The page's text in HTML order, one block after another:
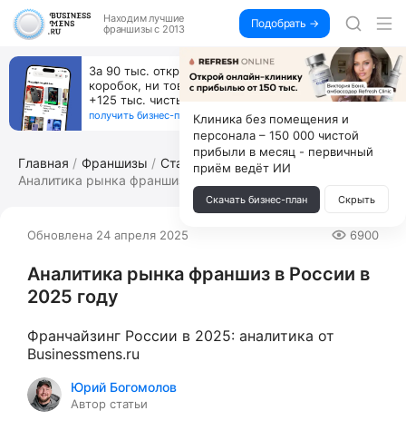
Находим лучшие
франшизы с 2013
Подобрать →
Пока все учатся пользоваться ИИ, вы можете
зарабатывать на их обучении по 500 тыс. каждый
месяц
получить бизнес-план ↓
Главная Франшизы
Статьи по франчайзингу
Аналитика рынка франшиз в...
Обновлена 24 апреля 2025 6900
Аналитика рынка франшиз в России в
2025 году
Франчайзинг России в 2025: аналитика от
Businessmens.ru
Юрий Богомолов
Автор статьи
Клиника без помещения и
персонала – 150 000 чистой
прибыли в месяц - первичный
приём ведёт ИИ
Скачать бизнес-план Скрыть